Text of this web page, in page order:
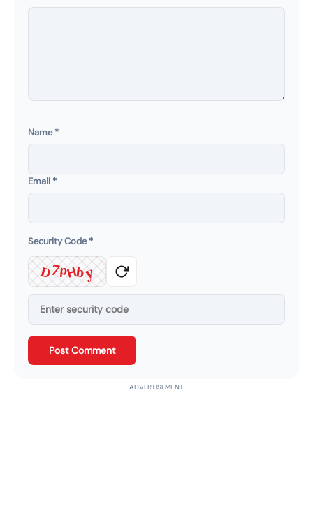
Name*
Email *
Security Code*
D7pHby
Post Comment
ADVERTISEMENT